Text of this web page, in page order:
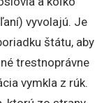
vyvolajú. Je
štátu, aby
trestnoprávne
vymkla z rúk.